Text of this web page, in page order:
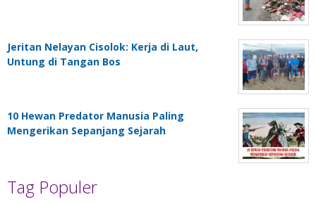
Jeritan Nelayan Cisolok: Kerja di Laut,
Untung di Tangan Bos
10 Hewan Predator Manusia Paling
Mengerikan Sepanjang Sejarah
Tag Populer